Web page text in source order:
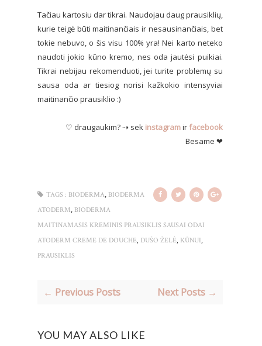
Tačiau kartosiu dar tikrai. Naudojau daug prausiklių,
kurie teigė būti maitinančiais ir nesausinančiais, bet
tokie nebuvo, o šis visu 100% yra! Nei karto neteko
naudoti jokio kūno kremo, nes oda jautėsi puikiai.
Tikrai nebijau rekomenduoti, jei turite problemų su
sausa oda ar tiesiog norisi kažkokio intensyviai
maitinančio prausiklio :)
♡ draugaukim? ⇢ sek instagramirfacebook
Besame ❤
TAGS : BIODERMA, BIODERMA
ATODERM, BIODERMA
MAITINAMASIS KREMINIS PRAUSIKLIS SAUSAI ODAI
ATODERM CREME DE DOUCHE, DUŠO ŽELĖ, KŪNUI,
PRAUSIKLIS
← Previous Posts Next Posts →
YOU MAY ALSO LIKE